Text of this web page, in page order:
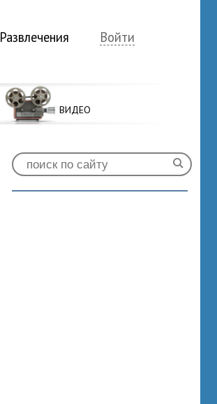
Развлечения Войти
ВИДЕО